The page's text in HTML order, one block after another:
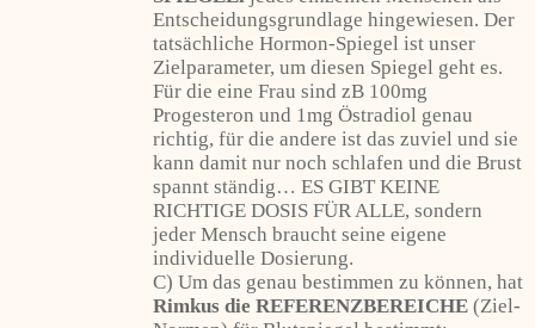
Entscheidungsgrundlage hingewiesen. Der
tatsächliche Hormon-Spiegel ist unser
Zielparameter, um diesen Spiegel geht es.
Für die eine Frau sind zB 100mg
Progesteron und 1mg Östradiol genau
richtig, für die andere ist das zuviel und sie
kann damit nur noch schlafen und die Brust
spannt ständig… ES GIBT KEINE
RICHTIGE DOSIS FÜR ALLE, sondern
jeder Mensch braucht seine eigene
individuelle Dosierung.
C) Um das genau bestimmen zu können, hat
Rimkus die REFERENZBEREICHE (Ziel-